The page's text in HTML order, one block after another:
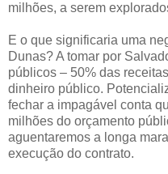
milhões, a serem
E o que significaria uma
Dunas? A tomar por
públicos – 50% das
dinheiro público.
fechar a impagável conta
milhões do orçamento
aguentaremos a longa
execução do contrato.